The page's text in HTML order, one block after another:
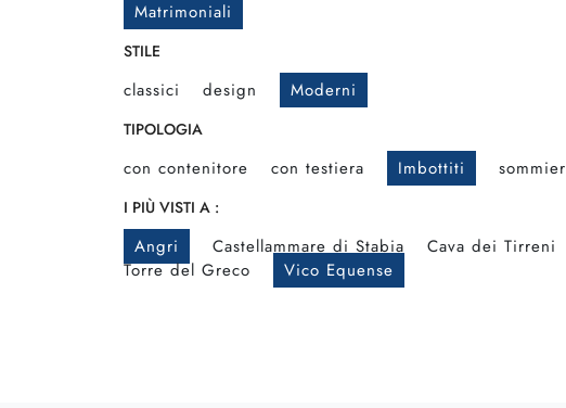
Matrimoniali
STILE
classici design Moderni
TIPOLOGIA
con contenitore con testiera Imbottiti sommier
I PIÙ VISTI A :
Angri Castellammare di Stabia Cava dei Tirreni
Torre del Greco
Vico Equense